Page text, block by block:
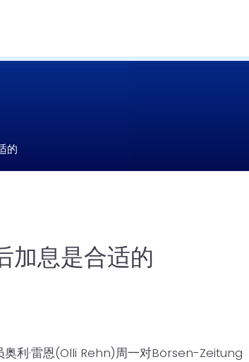
的
加息是合适的
奥利·雷恩(Olli Rehn)周一对Börsen-Zeitung